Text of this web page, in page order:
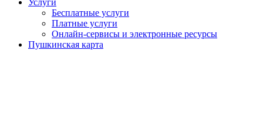
Бесплатные услуги
Платные услуги
Онлайн-сервисы и электронные ресурсы
Пушкинская карта